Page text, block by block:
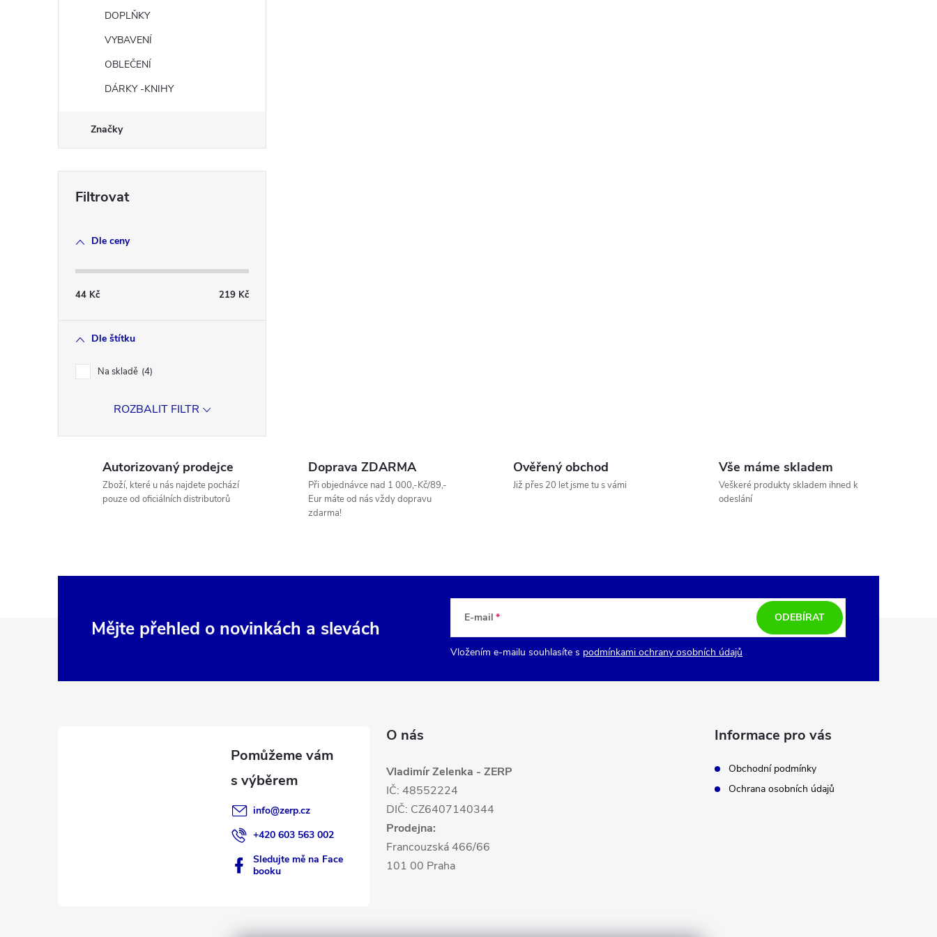
DOPLŇKY
VYBAVENÍ
OBLEČENÍ
DÁRKY -KNIHY
Značky
Dle ceny
44 Kč 219 Kč
Dle štítku
Na skladě 4
ROZBALIT FILTR
Autorizovaný prodejce
Zboží, které u nás najdete pochází
pouze od oficiálních distributorů
Doprava ZDARMA
Při objednávce nad 1 000,-Kč/89,-
Eur máte od nás vždy dopravu
zdarma!
Ověřený obchod
Již přes 20 let jsme tu s vámi
Vše máme skladem
Veškeré produkty skladem ihned k
odeslání
Mějte přehled o novinkách a slevách E-mail
Vložením e-mailu souhlasíte s podmínkami ochrany osobních údajů
ODEBÍRAT
info@zerp.cz
+420 603 563 002
Sledujte mě na Face
booku
O nás
Vladimír Zelenka - ZERP
IČ: 48552224
DIČ: CZ6407140344
Prodejna:
Francouzská 466/66
101 00 Praha
Informace pro vás
Obchodní podmínky
Ochrana osobních údajů